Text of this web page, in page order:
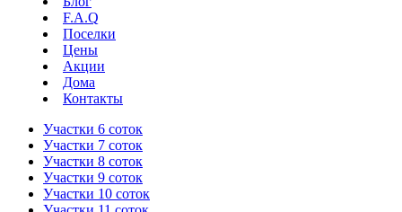
F.A.Q
Поселки
Цены
Акции
Дома
Контакты
Участки 6 соток
Участки 7 соток
Участки 8 соток
Участки 9 соток
Участки 10 соток